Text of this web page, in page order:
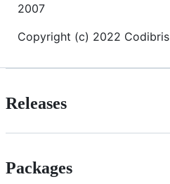
2007
Copyright (c) 2022 Codibris
Releases
Packages